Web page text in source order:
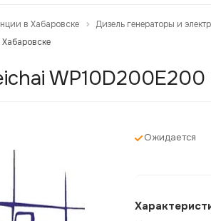
в Хабаровске
Дизель генераторы и
Ожидается